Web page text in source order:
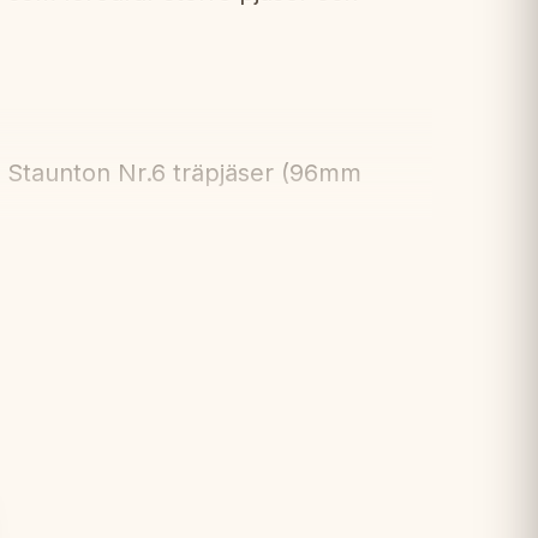
Nr.6 träpjäser (96mm